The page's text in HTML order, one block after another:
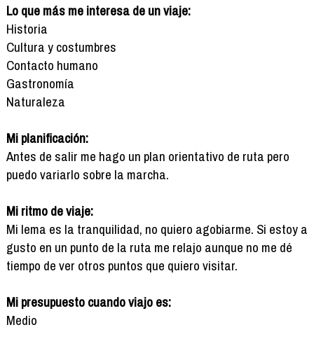
Lo que más me interesa de un viaje:
Historia
Cultura y costumbres
Contacto humano
Gastronomía
Naturaleza
Mi planificación:
Antes de salir me hago un plan orientativo de ruta pero
puedo variarlo sobre la marcha.
Mi ritmo de viaje:
Mi lema es la tranquilidad, no quiero agobiarme. Si estoy a
gusto en un punto de la ruta me relajo aunque no me dé
tiempo de ver otros puntos que quiero visitar.
Mi presupuesto cuando viajo es:
Medio